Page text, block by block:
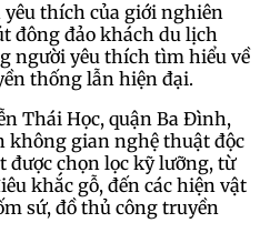
thích của giới nghiên
đông đảo khách du lịch
người yêu thích tìm hiểu về
thống lẫn hiện đại.
Thái Học, quận Ba Đình,
không gian nghệ thuật độc
được chọn lọc kỹ lưỡng, từ
khắc gỗ, đến các hiện vật
sứ, đồ thủ công truyền